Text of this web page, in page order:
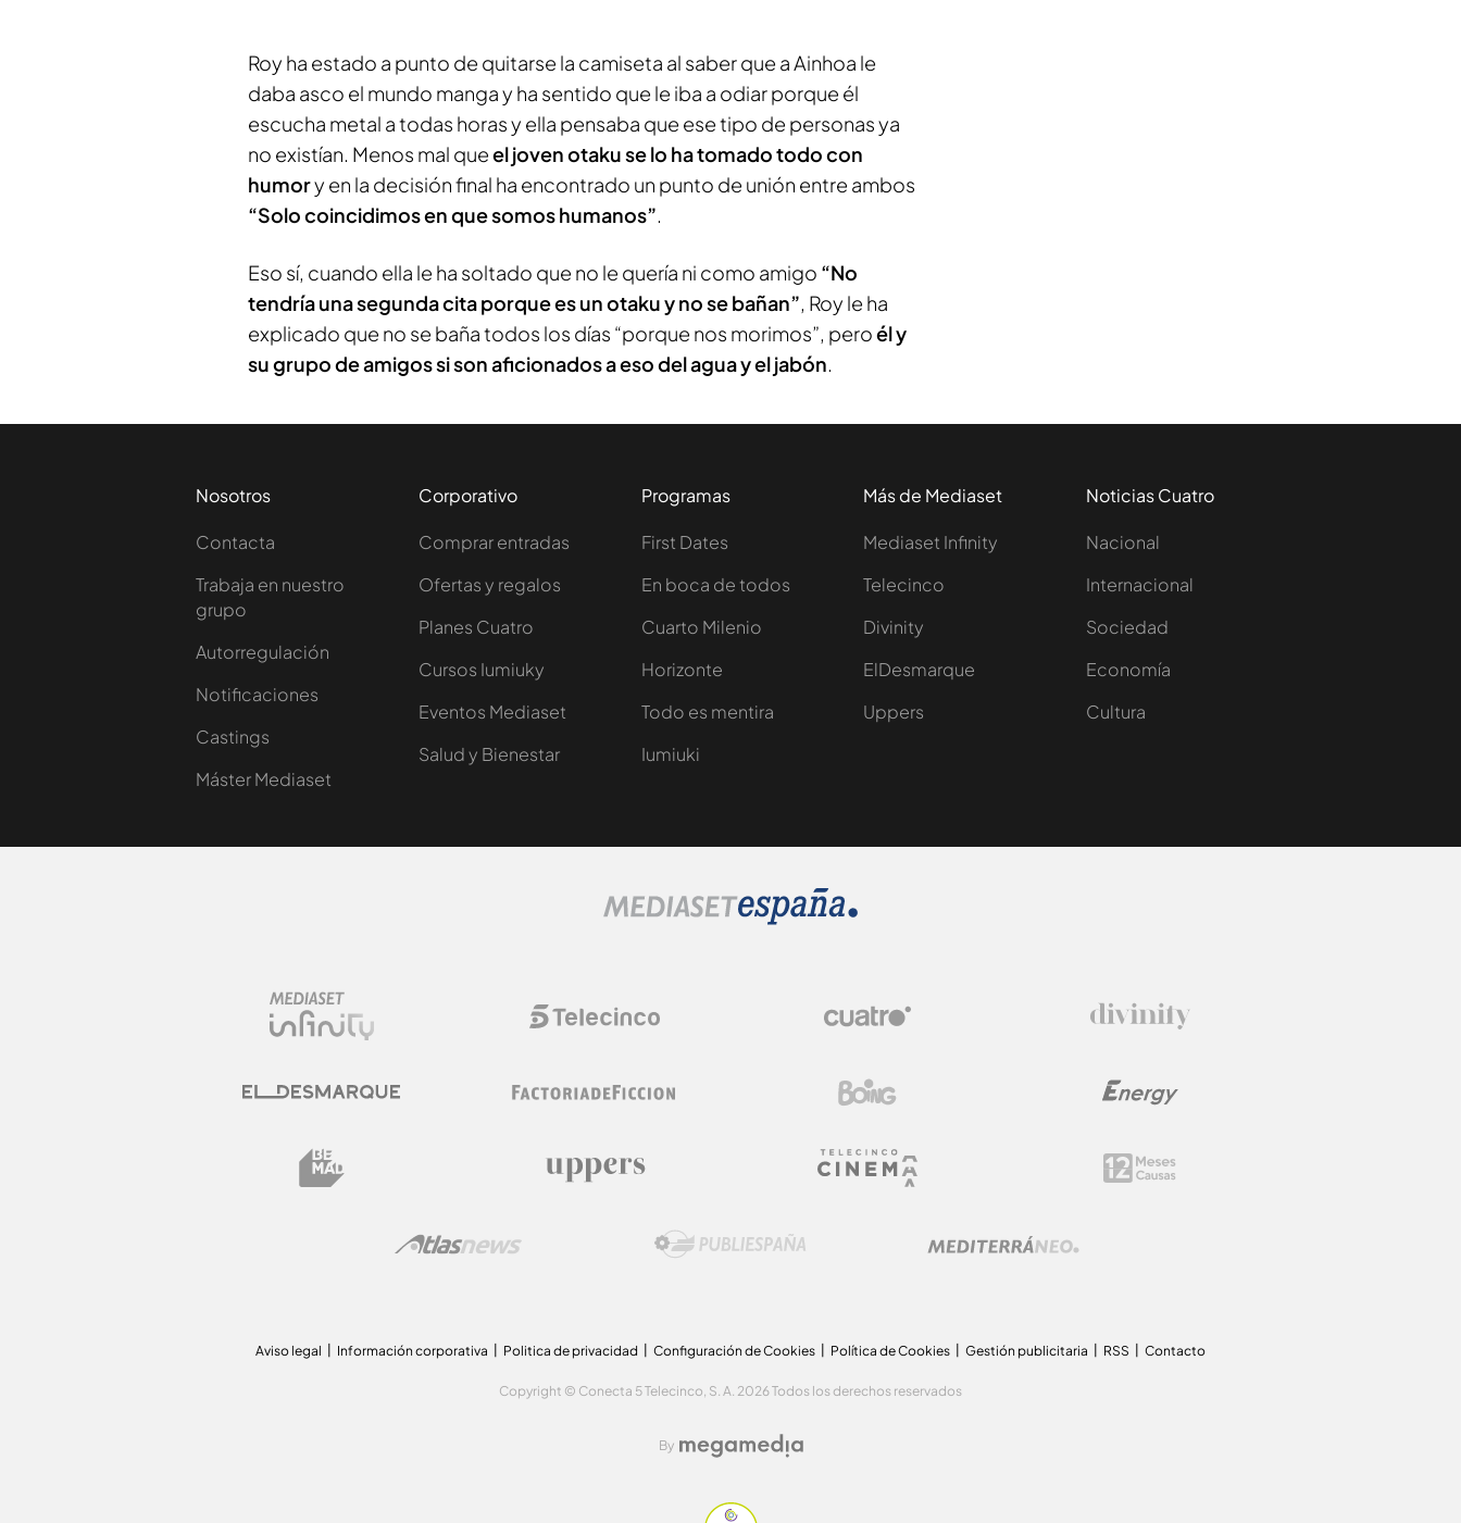
Roy ha estado a punto de quitarse la camiseta al saber que a Ainhoa le
daba asco el mundo manga y ha sentido que le iba a odiar porque él
escucha metal a todas horas y ella pensaba que ese tipo de personas ya
no existían. Menos mal queel joven otaku se lo ha tomado todo con
humory en la decisión final ha encontrado un punto de unión entre ambos
“Solo coincidimos en que somos humanos”.
Eso sí, cuando ella le ha soltado que no le quería ni como amigo “No
tendría una segunda cita porque es un otaku y no se bañan”, Roy le ha
explicado que no se baña todos los días “porque nos morimos”, peroél y
su grupo de amigos si son aficionados a eso del agua y el jabón.
Nosotros
Contacta
Trabaja en nuestro
grupo
Autorregulación
Notificaciones
Castings
Máster Mediaset
Corporativo
Comprar entradas
Ofertas y regalos
Planes Cuatro
Cursos Iumiuky
Eventos Mediaset
Salud y Bienestar
Programas
First Dates
En boca de todos
Cuarto Milenio
Horizonte
Todo es mentira
Iumiuki
Más de Mediaset
Mediaset Infinity
Telecinco
Divinity
ElDesmarque
Uppers
Noticias Cuatro
Nacional
Internacional
Sociedad
Economía
Cultura
Aviso legal Información corporativa Politica de privacidad Configuración de Cookies Política de Cookies Gestión publicitaria RSS Contacto
Copyright © Conecta 5 Telecinco, S. A. 2026 Todos los derechos reservados
By